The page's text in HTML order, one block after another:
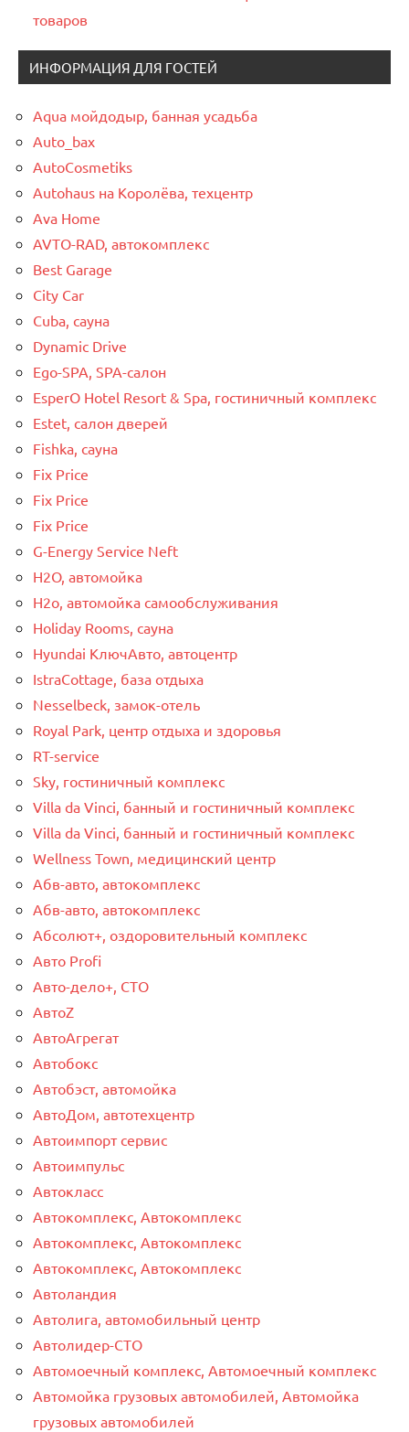
товаров
ИНФОРМАЦИЯ ДЛЯ ГОСТЕЙ
Aqua мойдодыр, банная усадьба
Auto_bax
AutoCosmetiks
Autohaus на Королёва, техцентр
Ava Home
AVTO-RAD, автокомплекс
Best Garage
City Car
Cuba, сауна
Dynamic Drive
Ego-SPA, SPA-салон
EsperO Hotel Resort & Spa, гостиничный комплекс
Estet, салон дверей
Fishka, сауна
Fix Price
Fix Price
Fix Price
G-Energy Service Neft
H2O, автомойка
H2o, автомойка самообслуживания
Holiday Rooms, сауна
Hyundai КлючАвто, автоцентр
IstraCottage, база отдыха
Nesselbeck, замок-отель
Royal Park, центр отдыха и здоровья
RT-service
Sky, гостиничный комплекс
Villa da Vinci, банный и гостиничный комплекс
Villa da Vinci, банный и гостиничный комплекс
Wellness Town, медицинский центр
Абв-авто, автокомплекс
Абв-авто, автокомплекс
Абсолют+, оздоровительный комплекс
Авто Profi
Авто-дело+, СТО
АвтоZ
АвтоАгрегат
Автобокс
Автобэст, автомойка
АвтоДом, автотехцентр
Автоимпорт сервис
Автоимпульс
Автокласс
Автокомплекс, Автокомплекс
Автокомплекс, Автокомплекс
Автокомплекс, Автокомплекс
Автоландия
Автолига, автомобильный центр
Автолидер-СТО
Автомоечный комплекс, Автомоечный комплекс
Автомойка грузовых автомобилей, Автомойка
грузовых автомобилей